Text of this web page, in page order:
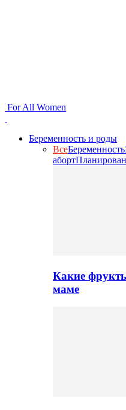
For All Women
Беременность и роды
ВсеБеременность
аборт
Какие
маме